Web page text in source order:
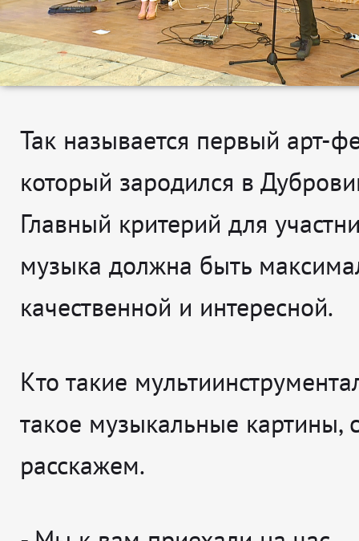
Так называется первый арт-
который зародился в
Главный критерий для
музыка должна быть
качественной и интересной.
Кто такие
такое музыкальные картины,
расскажем.